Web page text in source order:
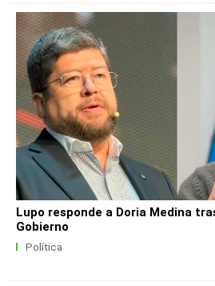
Lupo responde a Doria Medina
Gobierno
Política